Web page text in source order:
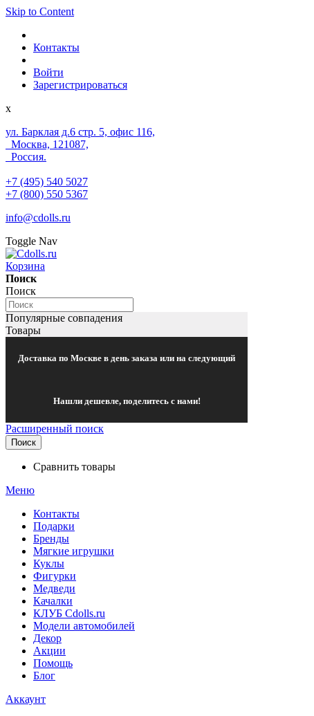
Skip to Content
Контакты
Войти
Зарегистрироваться
x
ул. Барклая д.6 стр. 5, офис 116,
Москва, 121087,
Россия.
+7 (495) 540 5027
+7 (800) 550 5367
info@cdolls.ru
Toggle Nav
Корзина
Поиск
Поиск
Популярные совпадения
Товары
Доставка по Москве в день заказа или на следующий
Нашли дешевле, поделитесь с нами!
Расширенный поиск
Поиск
Сравнить товары
Меню
Контакты
Подарки
Бренды
Мягкие игрушки
Куклы
Фигурки
Медведи
Качалки
КЛУБ Cdolls.ru
Модели автомобилей
Декор
Акции
Помощь
Блог
Аккаунт